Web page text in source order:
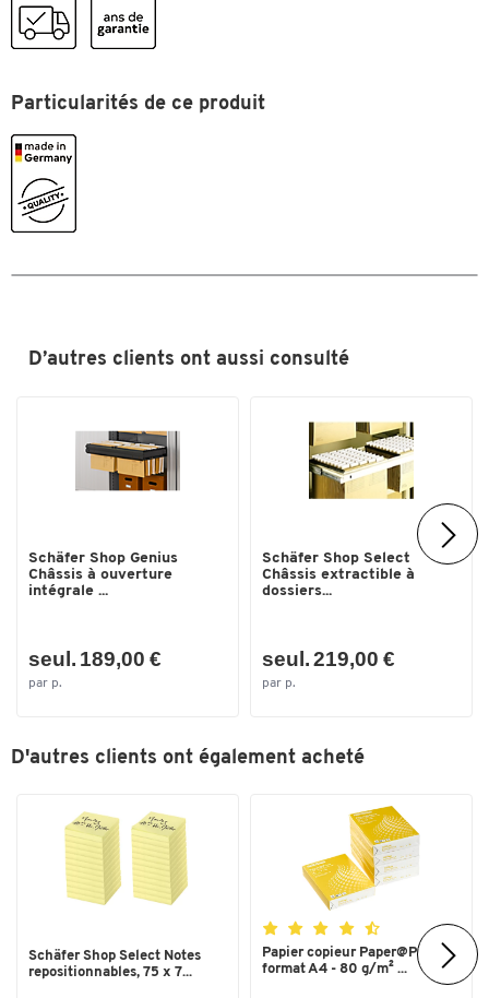
Particularités de ce produit
D’autres clients ont aussi consulté
Schäfer Shop Genius
Châssis à ouverture
intégrale ...
seul. 189,00 €
par p.
Schäfer Shop Select
Châssis extractible à
dossiers...
seul. 219,00 €
par p.
D'autres clients ont également acheté
Schäfer Shop Select Notes
repositionnables, 75 x 7...
Papier copieur Paper@Print -
format A4 - 80 g/m² ...